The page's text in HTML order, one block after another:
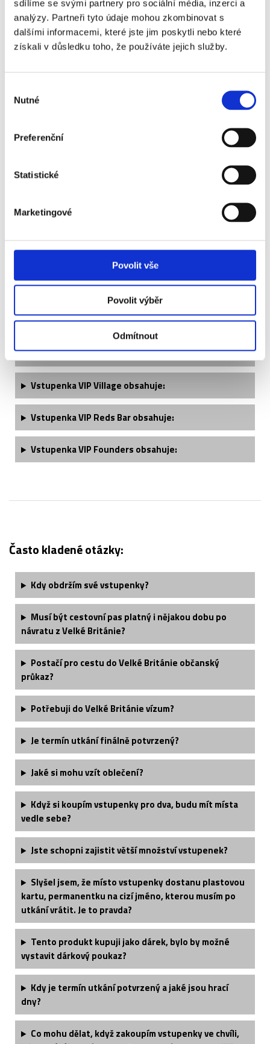
sdílíme se svými partnery pro sociální média, inzerci a
analýzy. Partneři tyto údaje mohou zkombinovat s
dalšími informacemi, které jste jim poskytli nebo které
získali v důsledku toho, že používáte jejich služby.
souhlasu
Nutné
Preferenční
Statistické
Marketingové
Povolit vše
Povolit výběr
Odmítnout
Liverpool FC - Hull City
- VIP Village
+1 870 Kč
Liverpool FC - Hull City
+6 280 Kč
Liverpool - popis vstupenek ↓
Vstupenka VIP Sandon/Isla obsahuje:
Vstupenka VIP Anfield Beat obsahuje:
Vstupenka VIP Premier Club obsahuje​:
Vstupenka VIP Village obsahuje:
Vstupenka VIP Reds Bar obsahuje:
Vstupenka VIP Founders obsahuje:
Často kladené otázky:
Kdy obdržím své vstupenky?
Musí být cestovní pas platný i nějakou dobu po
návratu z Velké Británie?
Postačí pro cestu do Velké Británie občanský
průkaz?
Potřebuji do Velké Británie vízum?
Je termín utkání finálně potvrzený?
Jaké si mohu vzít oblečení?
Když si koupím vstupenky pro dva, budu mít místa
vedle sebe?
Jste schopni zajistit větší množství vstupenek?
Slyšel jsem, že místo vstupenky dostanu plastovou
kartu, permanentku na cizí jméno, kterou musím po
utkání vrátit. Je to pravda?
Tento produkt kupuji jako dárek, bylo by možné
vystavit dárkový poukaz?
Kdy je termín utkání potvrzený a jaké jsou hrací
dny?
Co mohu dělat, když zakoupím vstupenky ve chvíli,